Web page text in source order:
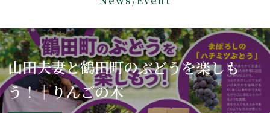
山田夫妻と鶴田町のぶどうを楽しも
う！｜りんごの木